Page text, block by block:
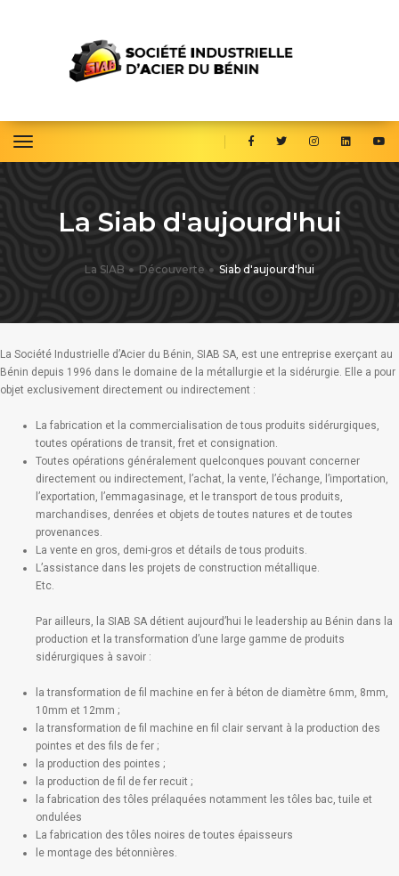
toggle navigation
La Siab d'aujourd'hui
La SIAB Découverte Siab d'aujourd'hui
La Société Industrielle d’Acier du Bénin, SIAB SA, est une entreprise exerçant au
Bénin depuis 1996 dans le domaine de la métallurgie et la sidérurgie. Elle a pour
objet exclusivement directement ou indirectement :
La fabrication et la commercialisation de tous produits sidérurgiques,
toutes opérations de transit, fret et consignation.
Toutes opérations généralement quelconques pouvant concerner
directement ou indirectement, l’achat, la vente, l’échange, l’importation,
l’exportation, l’emmagasinage, et le transport de tous produits,
marchandises, denrées et objets de toutes natures et de toutes
provenances.
La vente en gros, demi-gros et détails de tous produits.
L’assistance dans les projets de construction métallique.
Etc.
Par ailleurs, la SIAB SA détient aujourd’hui le leadership au Bénin dans la
production et la transformation d’une large gamme de produits
sidérurgiques à savoir :
la transformation de fil machine en fer à béton de diamètre 6mm, 8mm,
10mm et 12mm ;
la transformation de fil machine en fil clair servant à la production des
pointes et des fils de fer ;
la production des pointes ;
la production de fil de fer recuit ;
la fabrication des tôles prélaquées notamment les tôles bac, tuile et
ondulées
La fabrication des tôles noires de toutes épaisseurs
le montage des bétonnières.